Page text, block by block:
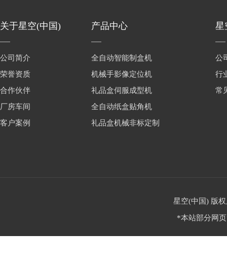
关于星空(中国)
公司简介
荣誉资质
合作伙伴
厂房车间
客户案例
产品中心
全自动智能制盒机
机械手影像定位机
礼品盒伺服成型机
全自动纸盒贴角机
礼品盒机械非标定制
星
公
行
常
星空(中国) 版
*本站部分网